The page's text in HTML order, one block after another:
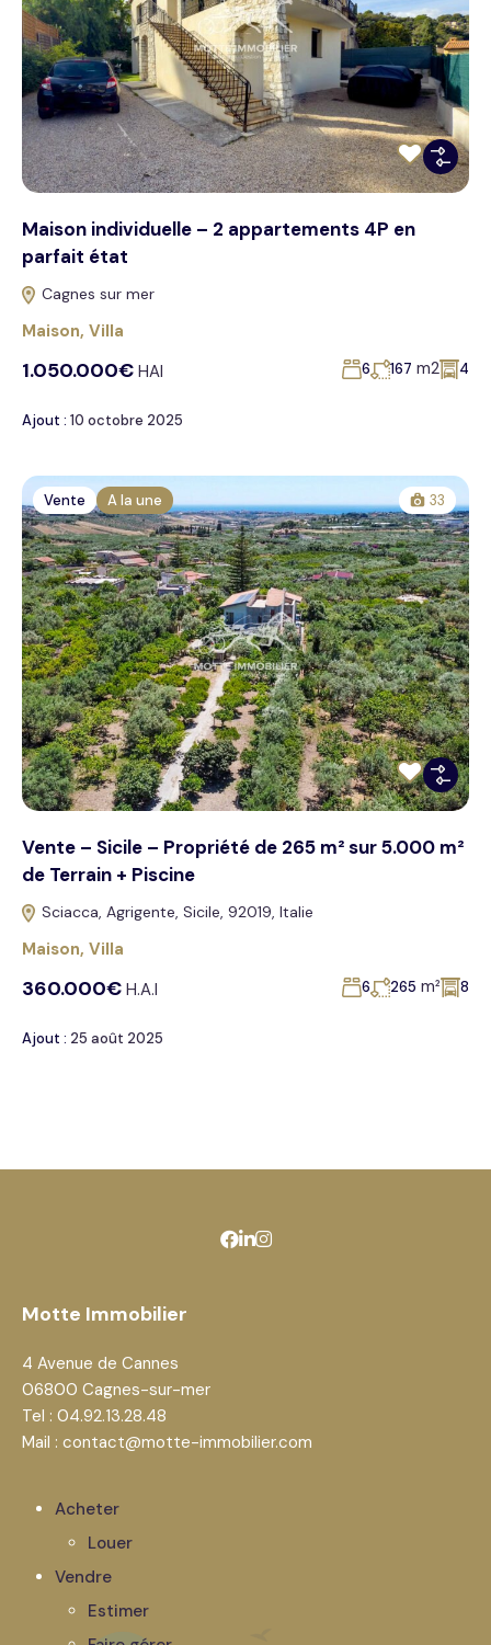
Maison individuelle – 2 appartements 4P en
parfait état
Cagnes sur mer
Maison, Villa
1.050.000€ HAI 6 167 m2 4
Ajout : 10 octobre 2025
Vente A la une 33
Vente – Sicile – Propriété de 265 m² sur 5.000 m²
de Terrain + Piscine
Sciacca, Agrigente, Sicile, 92019, Italie
Maison, Villa
360.000€ H.A.I 6 265 m² 8
Ajout : 25 août 2025
Motte Immobilier
4 Avenue de Cannes
06800 Cagnes-sur-mer
Tel : 04.92.13.28.48
Mail : contact@motte-immobilier.com
Acheter
Louer
Vendre
Estimer